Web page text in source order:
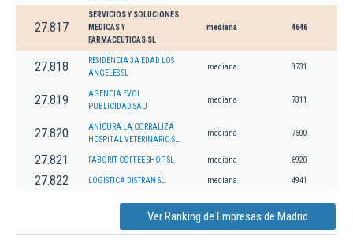
27.817
SERVICIOS Y SOLUCIONES
MEDICAS Y
FARMACEUTICAS SL
mediana 4646
27.818
RESIDENCIA 3A EDAD LOS
ANGELES SL
mediana 8731
27.819
AGENCIA EVOL
PUBLICIDAD SAU
mediana 7311
27.820
ANICURA LA CORRALIZA
HOSPITAL VETERINARIO SL.
mediana 7500
27.821 FABORIT COFFEE SHOP SL mediana 6920
27.822 LOGISTICA DISTRAN SL. mediana 4941
Ver Ranking de Empresas de Madrid